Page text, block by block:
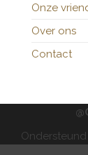
Onze
Over ons
Contact